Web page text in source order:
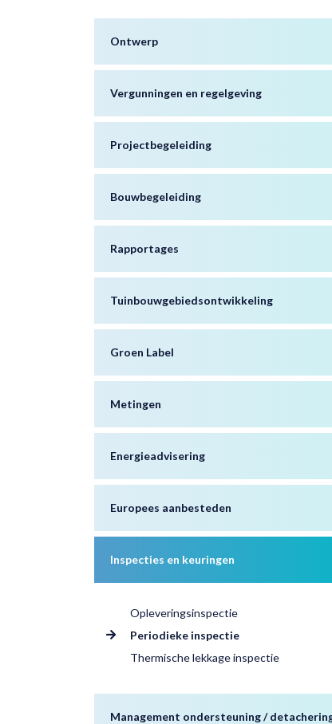
Ontwerp
Vergunningen en regelgeving
Projectbegeleiding
Bouwbegeleiding
Rapportages
Tuinbouwgebiedsontwikkeling
Groen Label
Metingen
Energieadvisering
Europees aanbesteden
Inspecties en keuringen
Opleveringsinspectie
Periodieke inspectie
Thermische lekkage inspectie
Management ondersteuning /